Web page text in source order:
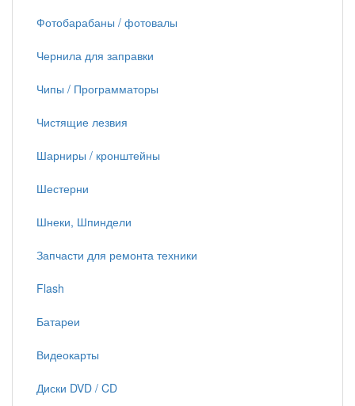
Фотобарабаны / фотовалы
Чернила для заправки
Чипы / Программаторы
Чистящие лезвия
Шарниры / кронштейны
Шестерни
Шнеки, Шпиндели
Запчасти для ремонта техники
Flash
Батареи
Видеокарты
Диски DVD / CD